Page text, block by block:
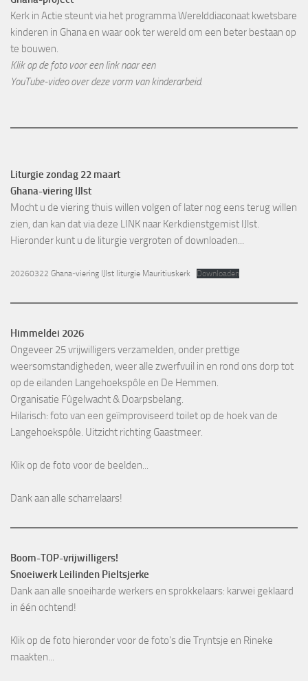
Kerk in Actie steunt via het programma Werelddiaconaat kwetsbare
kinderen in Ghana en waar ook ter wereld om een beter bestaan op
te bouwen.
Klik op de foto voor een link naar een
YouTube-video over deze vorm van kinderarbeid.
Liturgie zondag 22 maart
Ghana-viering IJlst
Mocht u de viering thuis willen volgen of later nog eens terug willen
zien, dan kan dat via deze LINK naar Kerkdienstgemist IJlst.
Hieronder kunt u de liturgie vergroten of downloaden...
20260322 Ghana-viering IJlst liturgie Mauritiuskerk Downloaden
Himmeldei 2026
Ongeveer 25 vrijwilligers verzamelden, onder prettige
weersomstandigheden, weer alle zwerfvuil in en rond ons dorp tot
op de eilanden Langehoekspôle en De Hemmen.
Organisatie Fûgelwacht & Doarpsbelang.
Hilarisch: foto van een geïmproviseerd toilet op de hoek van de
Langehoekspôle. Uitzicht richting Gaastmeer.
Klik op de foto voor de beelden...
Dank aan alle scharrelaars!
Boom-TOP-vrijwilligers!
Snoeiwerk Leilinden Pieltsjerke
Dank aan alle snoeiharde werkers en sprokkelaars: karwei geklaard
in één ochtend!
Klik op de foto hieronder voor de foto's die Tryntsje en Rineke
maakten...